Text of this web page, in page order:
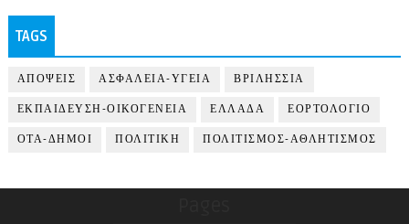
TAGS
ΑΠΟΨΕΙΣ ΑΣΦΑΛΕΙΑ-ΥΓΕΙΑ ΒΡΙΛΗΣΣΙΑ
ΕΚΠΑΙΔΕΥΣΗ-ΟΙΚΟΓΕΝΕΙΑ ΕΛΛΑΔΑ ΕΟΡΤΟΛΟΓΙΟ
ΟΤΑ-ΔΗΜΟΙ ΠΟΛΙΤΙΚΗ ΠΟΛΙΤΙΣΜΟΣ-ΑΘΛΗΤΙΣΜΟΣ